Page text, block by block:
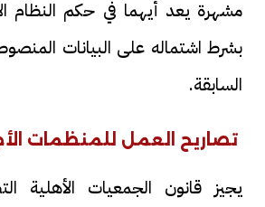
مشهرة يعد أيهما في حكم النظام
بشرط اشتماله على البيانات
السابقة.
تصاريح العمل للمنظمات
يجيز قانون الجمعيات الأهلية